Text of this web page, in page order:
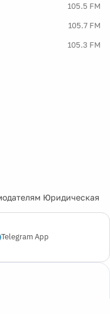
105.5 FM
105.7 FM
105.3 FM
Юридическая
Telegram App